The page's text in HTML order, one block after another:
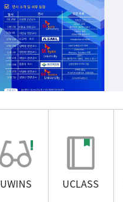
UWINS UCLASS